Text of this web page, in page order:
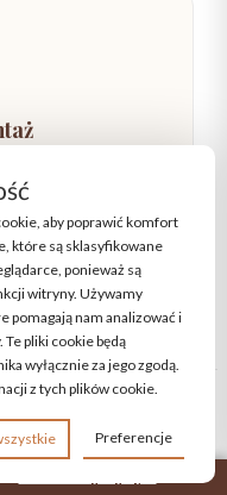
niezbędnych
×
aby poprawić komfort
które są sklasyfikowane
ponieważ są
witryny. Używamy
nam analizować i
pliki cookie będą
wyłącznie za jego zgodą.
z tych plików cookie.
Preferencje